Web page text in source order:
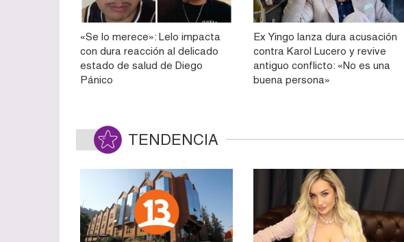
«Se lo merece»: Lelo impacta
con dura reacción al delicado
estado de salud de Diego
Pánico
Ex Yingo lanza dura acusación
contra Karol Lucero y revive
antiguo conflicto: «No es una
buena persona»
TENDENCIA